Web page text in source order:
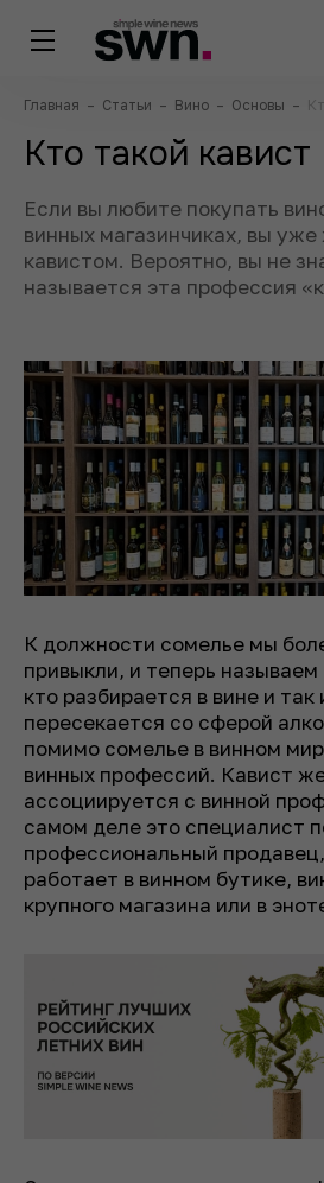
Главная – Статьи – Вино – Основы –
Кто такой кавист
Если вы любите покупать
винных магазинчиках, вы
кавистом. Вероятно, вы не
называется эта профессия
К должности сомелье мы
привыкли, и теперь называем
кто разбирается в вине и так
пересекается со сферой
помимо сомелье в винном
винных профессий. Кавист
ассоциируется с винной
самом деле это специалист
профессиональный
работает в винном бутике,
крупного магазина или в